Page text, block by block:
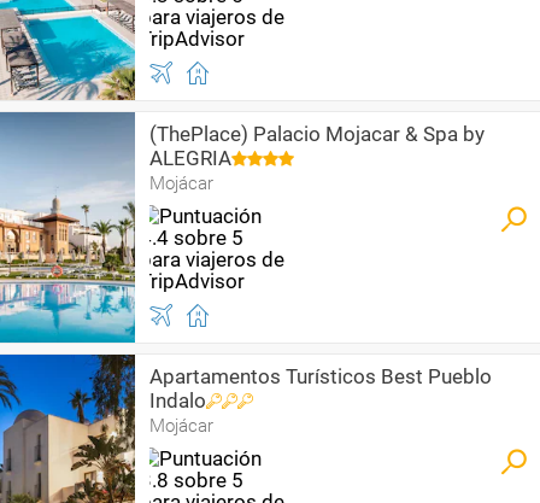
(ThePlace) Palacio Mojacar & Spa by
ALEGRIA
Mojácar
Apartamentos Turísticos Best Pueblo
Indalo
Mojácar